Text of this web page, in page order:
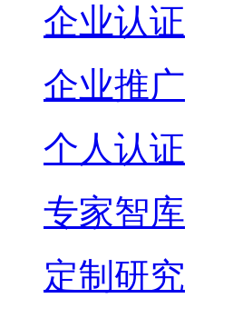
企业认证
企业推广
个人认证
专家智库
定制研究